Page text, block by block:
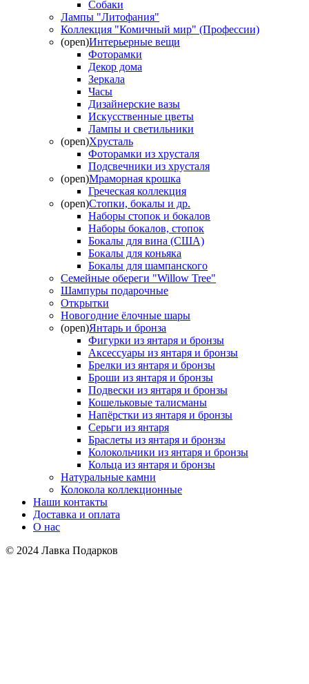
Собаки
Лампы "Литофания"
Коллекция "Комичный мир" (Профессии)
(open)Интерьерные вещи
Фоторамки
Декор дома
Зеркала
Часы
Дизайнерские вазы
Искусственные цветы
Лампы и светильники
(open)Хрусталь
Фоторамки из хрусталя
Подсвечники из хрусталя
(open)Мраморная крошка
Греческая коллекция
(open)Стопки, бокалы и др.
Наборы стопок и бокалов
Наборы бокалов, стопок
Бокалы для вина (США)
Бокалы для коньяка
Бокалы для шампанского
Семейные обереги "Willow Tree"
Шампуры подарочные
Открытки
Новогодние ёлочные шары
(open)Янтарь и бронза
Фигурки из янтаря и бронзы
Аксессуары из янтаря и бронзы
Брелки из янтаря и бронзы
Броши из янтаря и бронзы
Подвески из янтаря и бронзы
Кошельковые талисманы
Напёрстки из янтаря и бронзы
Серьги из янтаря
Браслеты из янтаря и бронзы
Колокольчики из янтаря и бронзы
Кольца из янтаря и бронзы
Натуральные камни
Колокола коллекционные
Наши контакты
Доставка и оплата
О нас
© 2024 Лавка Подарков